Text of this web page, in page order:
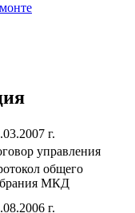
г.
управления
общего
МКД
г.